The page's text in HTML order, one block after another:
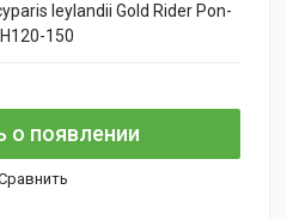
leylandii Gold Rider Pon-
150
о появлении